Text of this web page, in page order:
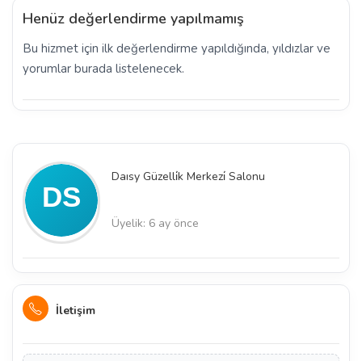
Henüz değerlendirme yapılmamış
Bu hizmet için ilk değerlendirme yapıldığında, yıldızlar ve
yorumlar burada listelenecek.
Daısy Güzelli̇k Merkezi̇ Salonu
Üyelik: 6 ay önce
İletişim